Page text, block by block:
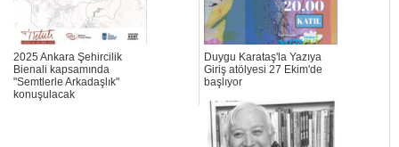
2025 Ankara Şehircilik
Bienali kapsamında
"Semtlerle Arkadaşlık"
konuşulacak
Duygu Karataş'la Yazıya
Giriş atölyesi 27 Ekim'de
başlıyor